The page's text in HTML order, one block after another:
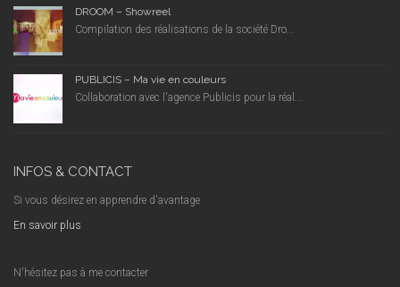
DROOM – Showreel
Compilation des réalisations de la société Dro...
PUBLICIS – Ma vie en couleurs
Collaboration avec l'agence Publicis pour la réal...
INFOS & CONTACT
Si vous désirez en apprendre d'avantage
En savoir plus
N'hésitez pas à me contacter